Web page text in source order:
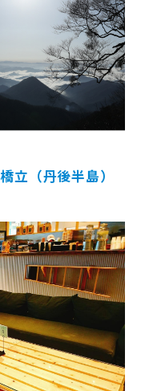
立（丹後半島）